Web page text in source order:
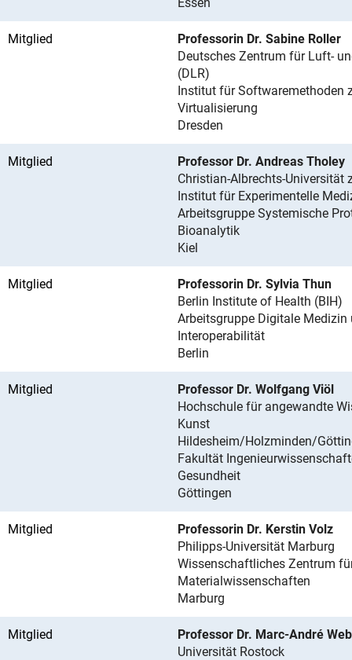
Mitglied
Professorin Dr. Sabine Roller
Deutsches Zentrum für Luft-
(DLR)
Institut für Softwaremethoden
Virtualisierung
Dresden
Mitglied
Professor Dr. Andreas Tholey
Christian-Albrechts-Universität
Institut für Experimentelle
Arbeitsgruppe Systemische
Bioanalytik
Kiel
Mitglied
Professorin Dr. Sylvia Thun
Berlin Institute of Health (BIH)
Arbeitsgruppe Digitale Medizin
Interoperabilität
Berlin
Mitglied
Professor Dr. Wolfgang Viöl
Hochschule für angewandte
Kunst
Hildesheim/Holzminden/
Fakultät
Gesundheit
Göttingen
Mitglied
Professorin Dr. Kerstin Volz
Philipps-Universität Marburg
Wissenschaftliches Zentrum
Materialwissenschaften
Marburg
Mitglied
Professor Dr. Marc-André
Universität Rostock